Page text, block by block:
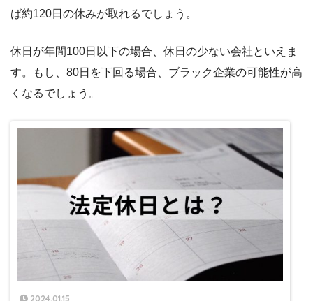
ば約120日の休みが取れるでしょう。
休日が年間100日以下の場合、休日の少ない会社といえま
す。もし、80日を下回る場合、ブラック企業の可能性が高
くなるでしょう。
2024.01.15